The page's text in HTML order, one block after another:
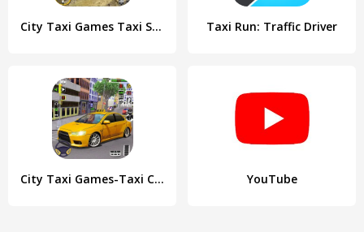
City Taxi Games Taxi Simulator Taxi Run: Traffic Driver
City Taxi Games-Taxi Car Games YouTube